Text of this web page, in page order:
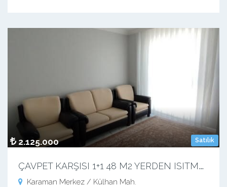
Satılık
2.125.000
Ç
AVPET KARŞISI 1+1 48 M2 YERDEN ISITMALI APART DAİRE
Karaman Merkez / Külhan Mah.